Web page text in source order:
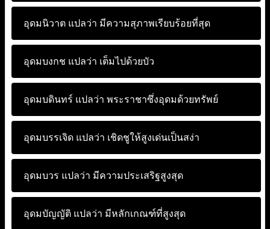
อุดมนิวาต แปลว่า มีความสุภาพเรียบร้อยที่สุด
อุดมบงกช แปลว่า เต็มไปด้วยบัว
อุดมบดินทร์ แปลว่า พระราชาซึ่งอุดมด้วยทรัพย์
อุดมบรรเจิด แปลว่า เชิดชูให้สูงเด่นเป็นสง่า
อุดมบวร แปลว่า มีความประเสริฐสูงสุด
อุดมบัญญัติ แปลว่า มีหลักเกณฑ์ที่สูงสุด